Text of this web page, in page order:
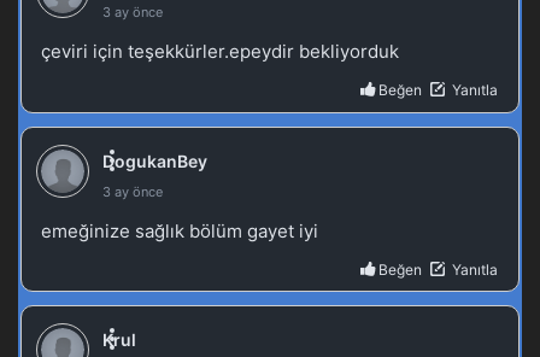
Legend of Xianwu 99.Bölüm
Blm 99 - Şubat 9, 2025
Legend of Xianwu 98.Bölüm
Blm 98 - Şubat 2, 2025
Legend of Xianwu 96.Bölüm